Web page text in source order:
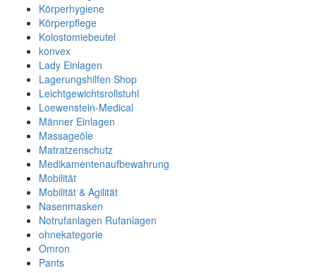
Körperhygiene
Körperpflege
Kolostomiebeutel
konvex
Lady Einlagen
Lagerungshilfen Shop
Leichtgewichtsrollstuhl
Loewenstein-Medical
Männer Einlagen
Massageöle
Matratzenschutz
Medikamentenaufbewahrung
Mobilität
Mobilität & Agilität
Nasenmasken
Notrufanlagen Rufanlagen
ohnekategorie
Omron
Pants